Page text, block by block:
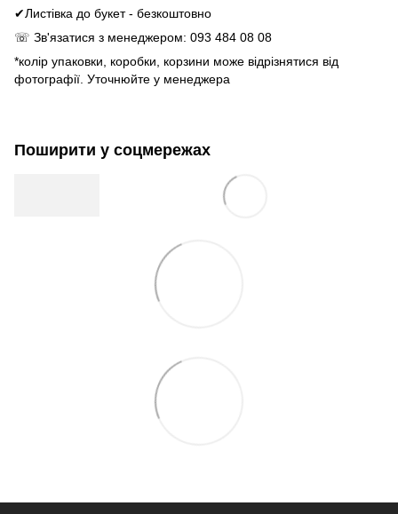
✔Листівка до букет - безкоштовно
☏ Зв'язатися з менеджером: 093 484 08 08
*колір упаковки, коробки, корзини може відрізнятися від
фотографії. Уточнюйте у менеджера
Поширити у соцмережах